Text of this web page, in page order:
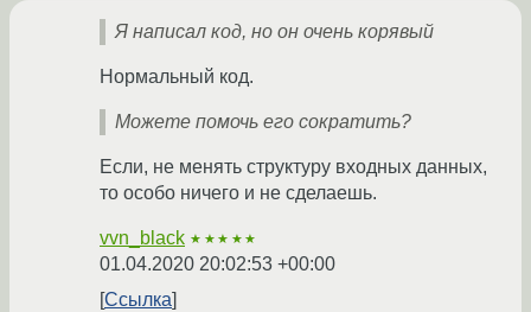
Я написал код, но он очень корявый
Нормальный код.
Можете помочь его сократить?
Если, не менять структуру входных данных,
то особо ничего и не сделаешь.
vvn_black ★★★★★
01.04.2020 20:02:53 +00:00
Ссылка